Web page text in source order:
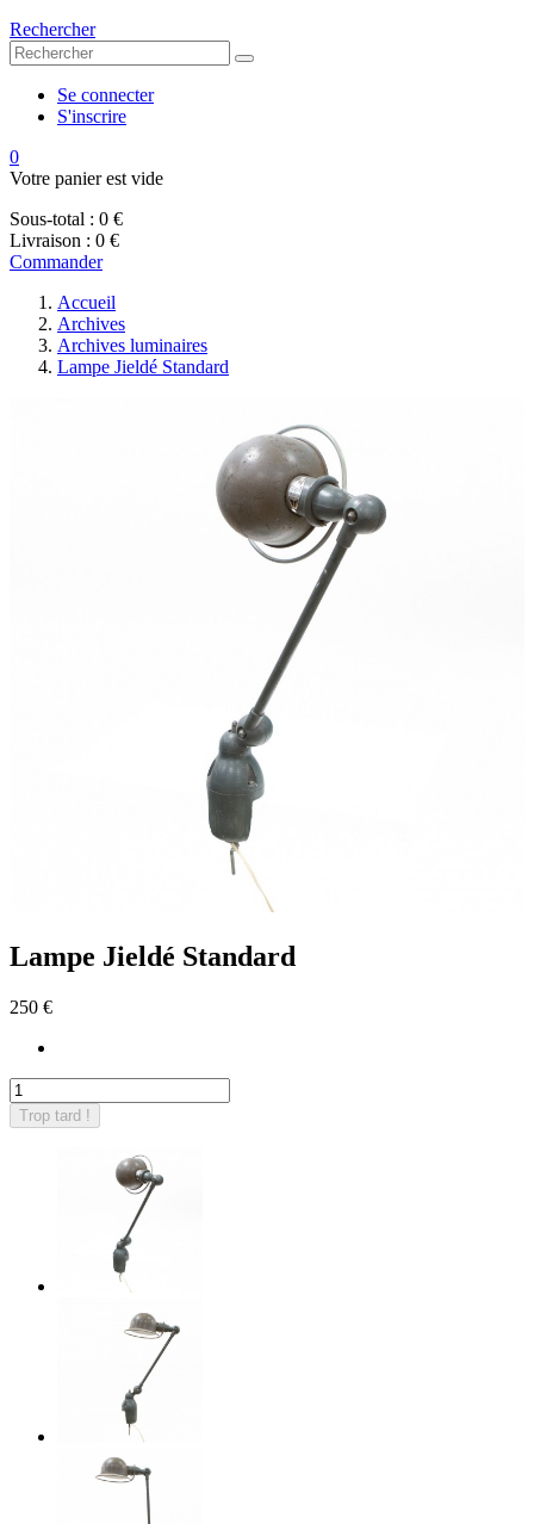
Rechercher
Se connecter
S'inscrire
0
Votre panier est vide
Sous-total : 0 €
Livraison : 0 €
Commander
Accueil
Archives
Archives luminaires
Lampe Jieldé Standard
Lampe Jieldé Standard
250 €
Trop tard !